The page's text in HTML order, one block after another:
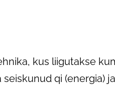
kus liigutakse
qi (energia)